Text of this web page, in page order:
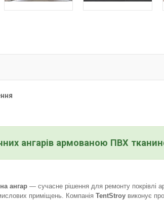
ангарів армованою ПВХ
ангар — сучасне рішення для ремонту покрівлі
приміщень. Компанія TentStroy виконує